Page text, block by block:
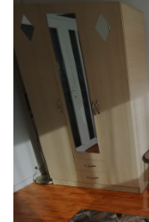
€85.000
ALBAC